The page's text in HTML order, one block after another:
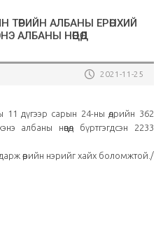
ТӨРИЙН АЛБАНЫ ЕРӨНХИЙ
АЛБАНЫ НӨӨЦӨД
2021-11-25
11 дүгээр сарын 24-ны өдрийн 362
албаны нөөцөд бүртгэгдсэн 2233
өөрийн нэрийг хайх боломжтой. /